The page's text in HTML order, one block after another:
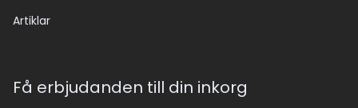
Artiklar
Få erbjudanden till din inkorg